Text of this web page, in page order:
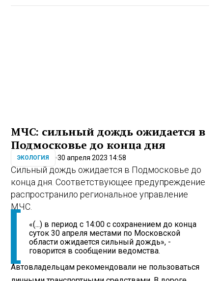
МЧС: сильный дождь ожидается в
Подмосковье до конца дня
ЭКОЛОГИЯ 30 апреля 2023 14:58
Сильный дождь ожидается в Подмосковье до
конца дня. Соответствующее предупреждение
распространило региональное управление
МЧС.
«(...) в период с 14:00 с сохранением до конца
суток 30 апреля местами по Московской
области ожидается сильный дождь», -
говорится в сообщении ведомства.
Автовладельцам рекомендовали не пользоваться